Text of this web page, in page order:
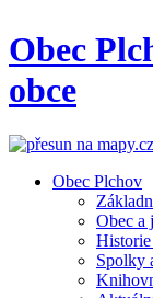
Obec
obce
Obec Plchov
Obec a
Spolky